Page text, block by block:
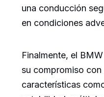
una conducción
en condiciones
Finalmente, el
su compromiso con
características